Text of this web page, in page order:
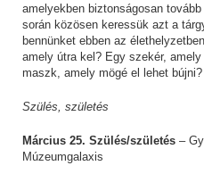
amelyekben biztonságosan
során közösen keressük azt a
bennünket ebben az
amely útra kel? Egy szekér,
maszk, amely mögé el lehet bújni?
Szülés, születés
Március 25. Szülés/születés –
Múzeumgalaxis